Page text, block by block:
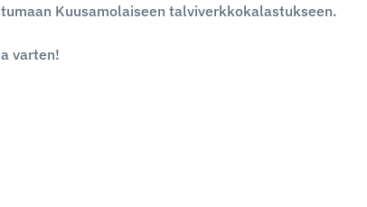
Kuusamolaiseen talviverkkokalastukseen.
varten!